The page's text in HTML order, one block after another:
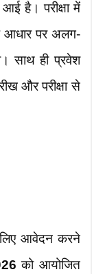
है। परीक्षा में
आधार पर अलग-
साथ ही प्रवेश
और परीक्षा से
आवेदन करने
को आयोजित